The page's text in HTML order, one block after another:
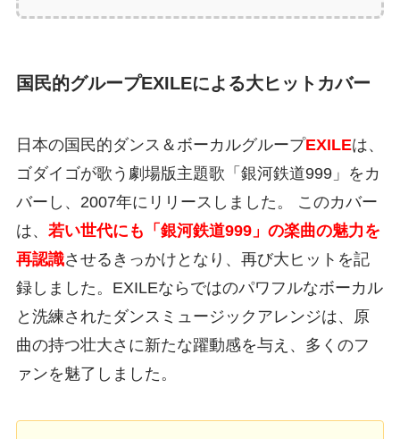
国民的グループEXILEによる大ヒットカバー
日本の国民的ダンス＆ボーカルグループEXILEは、
ゴダイゴが歌う劇場版主題歌「銀河鉄道999」をカ
バーし、2007年にリリースしました。 このカバー
は、 若い世代にも「銀河鉄道999」の楽曲の魅力を
再認識させるきっかけとなり、再び大ヒットを記
録しました。EXILEならではのパワフルなボーカル
と洗練されたダンスミュージックアレンジは、原
曲の持つ壮大さに新たな躍動感を与え、多くのフ
ァンを魅了しました。